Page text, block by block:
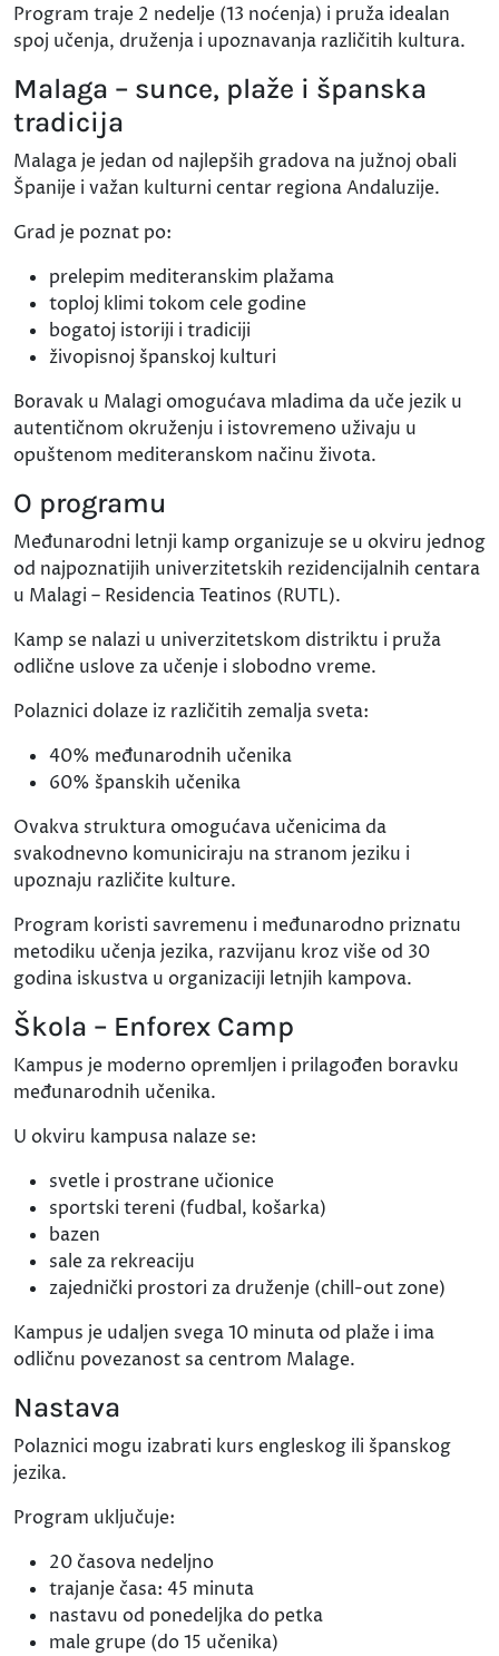
Program traje 2 nedelje (13 noćenja) i pruža idealan
spoj učenja, druženja i upoznavanja različitih kultura.
Malaga – sunce, plaže i španska
tradicija
Malaga je jedan od najlepših gradova na južnoj obali
Španije i važan kulturni centar regiona Andaluzije.
Grad je poznat po:
prelepim mediteranskim plažama
toploj klimi tokom cele godine
bogatoj istoriji i tradiciji
živopisnoj španskoj kulturi
Boravak u Malagi omogućava mladima da uče jezik u
autentičnom okruženju i istovremeno uživaju u
opuštenom mediteranskom načinu života.
O programu
Međunarodni letnji kamp organizuje se u okviru jednog
od najpoznatijih univerzitetskih rezidencijalnih centara
u Malagi – Residencia Teatinos (RUTL).
Kamp se nalazi u univerzitetskom distriktu i pruža
odlične uslove za učenje i slobodno vreme.
Polaznici dolaze iz različitih zemalja sveta:
40% međunarodnih učenika
60% španskih učenika
Ovakva struktura omogućava učenicima da
svakodnevno komuniciraju na stranom jeziku i
upoznaju različite kulture.
Program koristi savremenu i međunarodno priznatu
metodiku učenja jezika, razvijanu kroz više od 30
godina iskustva u organizaciji letnjih kampova.
Škola – Enforex Camp
Kampus je moderno opremljen i prilagođen boravku
međunarodnih učenika.
U okviru kampusa nalaze se:
svetle i prostrane učionice
sportski tereni (fudbal, košarka)
bazen
sale za rekreaciju
zajednički prostori za druženje (chill-out zone)
Kampus je udaljen svega 10 minuta od plaže i ima
odličnu povezanost sa centrom Malage.
Nastava
Polaznici mogu izabrati kurs engleskog ili španskog
jezika.
Program uključuje:
20 časova nedeljno
trajanje časa: 45 minuta
nastavu od ponedeljka do petka
male grupe (do 15 učenika)